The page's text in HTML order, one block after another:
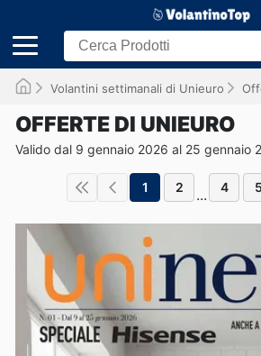
Volantini settimanali di Unieuro
OFFERTE DI UNIEURO
Valido dal 9 gennaio 2026 al 25 gennaio
1 2 ... 4 5